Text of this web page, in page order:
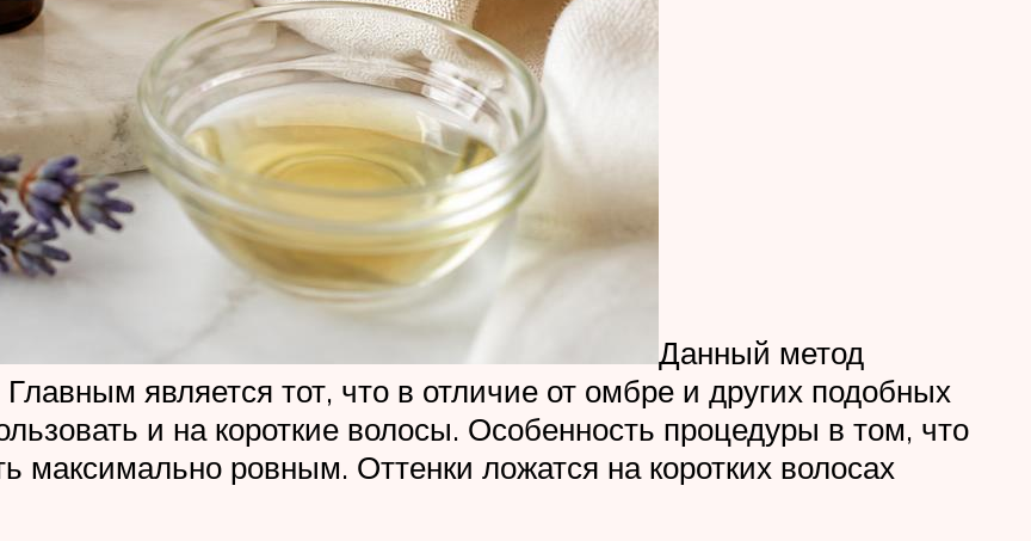
Данный метод
является тот, что в отличие от омбре и других подобных
и на короткие волосы. Особенность процедуры в том, что
максимально ровным. Оттенки ложатся на коротких волосах